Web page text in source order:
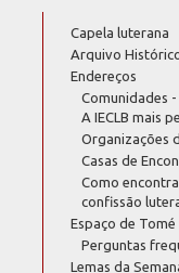
Capela luterana
Arquivo
Endereços
Comunidades
A IECLB mais
Organizações
Casas de
Como
confissão
Espaço de Tomé
Perguntas
Lemas da